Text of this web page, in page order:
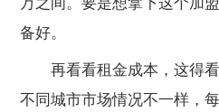
万之间。要是想拿下这个加
备好。
再看看租金成本，这得看
不同城市市场情况不一样，